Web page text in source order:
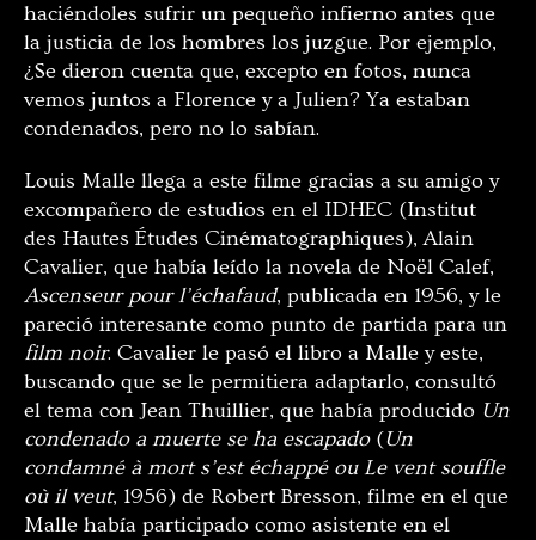
haciéndoles sufrir un pequeño infierno antes que
la justicia de los hombres los juzgue. Por ejemplo,
¿Se dieron cuenta que, excepto en fotos, nunca
vemos juntos a Florence y a Julien? Ya estaban
condenados, pero no lo sabían.
Louis Malle llega a este filme gracias a su amigo y
excompañero de estudios en el IDHEC (Institut
des Hautes Études Cinématographiques), Alain
Cavalier, que había leído la novela de Noël Calef,
Ascenseur pour l’échafaud, publicada en 1956, y le
pareció interesante como punto de partida para un
film noir. Cavalier le pasó el libro a Malle y este,
buscando que se le permitiera adaptarlo, consultó
el tema con Jean Thuillier, que había producido Un
condenado a muerte se ha escapado(Un
condamné à mort s’est échappé ou Le vent souffle
où il veut, 1956) de Robert Bresson, filme en el que
Malle había participado como asistente en el